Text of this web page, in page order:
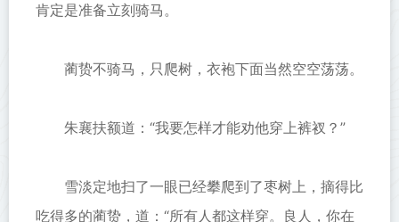
肯定是准备立刻骑马。
蔺贽不骑马，只爬树，衣袍下面当然空空荡荡。
朱襄扶额道：“我要怎样才能劝他穿上裤衩？”
雪淡定地扫了一眼已经攀爬到了枣树上，摘得比
吃得多的蔺贽，道：“所有人都这样穿。良人，你在